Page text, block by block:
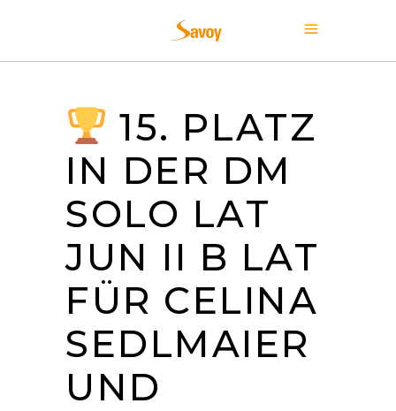
15. PLATZ
IN DER DM
SOLO LAT
JUN II B LAT
FÜR CELINA
SEDLMAIER
UND